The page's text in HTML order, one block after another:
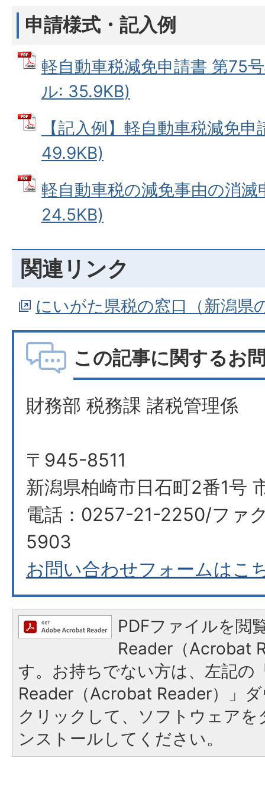
申請様式・記入例
軽自動車税減免申請書 第75
ル: 35.9KB)
【記入例】軽自動車税減免
49.9KB)
軽自動車税の減免事由の消
24.5KB)
関連リンク
にいがた県税の窓口（新潟県
この記事に関するお
財務部 税務課 諸税管理係
〒945-8511
新潟県柏崎市日石町2番1号
電話：0257-21-2250/ファ
5903
お問い合わせフォームはこ
PDFファイルを閲
Reader（Acrobat
す。お持ちでない方は、左記の
Reader（Acrobat Reader）」
クリックして、ソフトウェア
ンストールしてください。